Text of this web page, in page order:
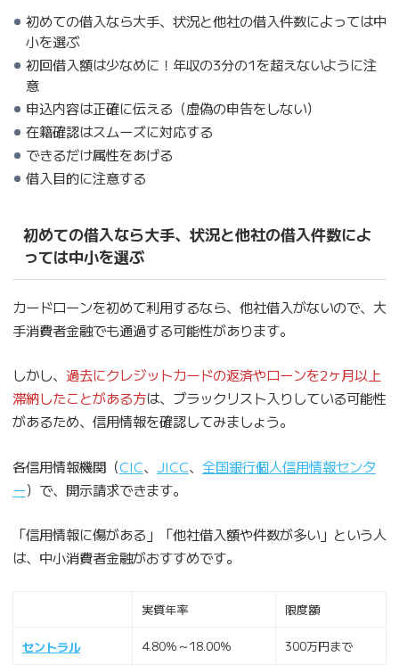
初めての借入なら大手、状況と他社の借入件数によっては中
小を選ぶ
初回借入額は少なめに！年収の3分の1を超えないように注
意
申込内容は正確に伝える（虚偽の申告をしない）
在籍確認はスムーズに対応する
できるだけ属性をあげる
借入目的に注意する
初めての借入なら大手、状況と他社の借入件数によ
っては中小を選ぶ
カードローンを初めて利用するなら、他社借入がないので、大
手消費者金融でも通過する可能性があります。
しかし、 過去にクレジットカードの返済やローンを2ヶ月以上
滞納したことがある方は、ブラックリスト入りしている可能性
があるため、信用情報を確認してみましょう。
各信用情報機関（CIC、 JICC、 全国銀行個人信用情報センタ
ー）で、開示請求できます。
「信用情報に傷がある」「他社借入額や件数が多い」という人
は、中小消費者金融がおすすめです。
実質年率 限度額
セントラル 4.80％～18.00％ 300万円まで